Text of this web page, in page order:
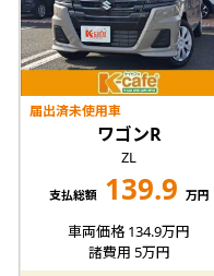
届出済未使用車
ワゴンR
ZL
支払総額 139.9 万円
車両価格 134.9万円
諸費用 5万円